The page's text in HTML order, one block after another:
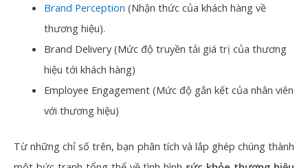
Brand Perception (Nhận thức của khách hàng về
thương hiệu).
Brand Delivery (Mức độ truyền tải giá trị của thương
hiệu tới khách hàng)
Employee Engagement (Mức độ gắn kết của nhân viên
với thương hiệu)
Từ những chỉ số trên, bạn phân tích và lắp ghép chúng thành